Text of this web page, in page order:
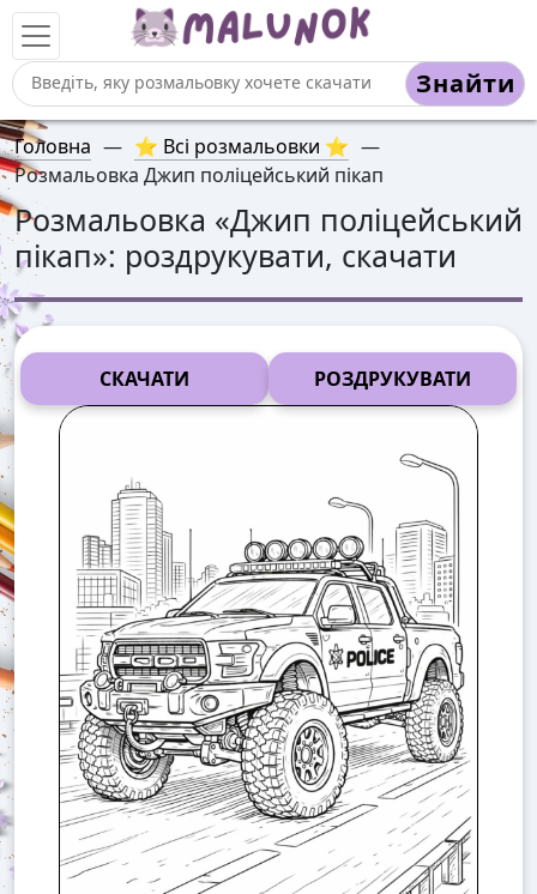
Знайти
Головна — ⭐ Всі розмальовки ⭐ —
Розмальовка Джип поліцейський пікап
Розмальовка «Джип поліцейський
пікап»: роздрукувати, скачати
СКАЧАТИ РОЗДРУКУВАТИ